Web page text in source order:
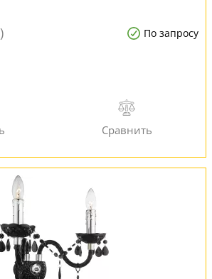
По запросу